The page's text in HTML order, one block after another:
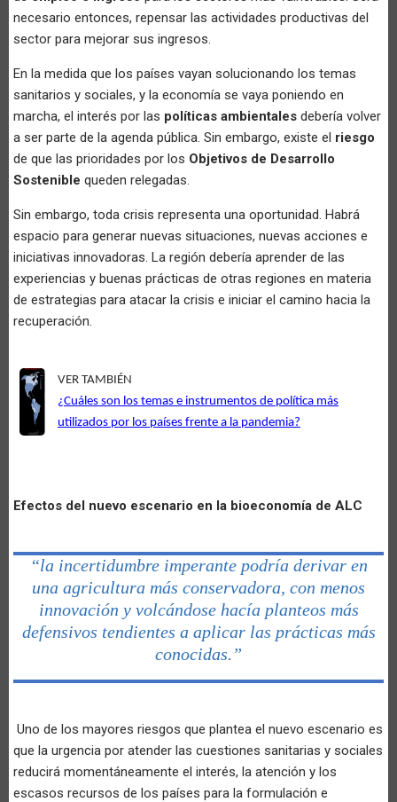
necesario entonces, repensar las actividades productivas del
sector para mejorar sus ingresos.
En la medida que los países vayan solucionando los temas
sanitarios y sociales, y la economía se vaya poniendo en
marcha, el interés por las políticas ambientales debería volver
a ser parte de la agenda pública. Sin embargo, existe el riesgo
de que las prioridades por los Objetivos de Desarrollo
Sostenible queden relegadas.
Sin embargo, toda crisis representa una oportunidad. Habrá
espacio para generar nuevas situaciones, nuevas acciones e
iniciativas innovadoras. La región debería aprender de las
experiencias y buenas prácticas de otras regiones en materia
de estrategias para atacar la crisis e iniciar el camino hacia la
recuperación.
VER TAMBIÉN
¿Cuáles son los temas e instrumentos de política más
utilizados por los países frente a la pandemia?
Efectos del nuevo escenario en la bioeconomía de ALC
“la incertidumbre imperante podría derivar en
una agricultura más conservadora, con menos
innovación y volcándose hacía planteos más
defensivos tendientes a aplicar las prácticas más
conocidas.”
Uno de los mayores riesgos que plantea el nuevo escenario es
que la urgencia por atender las cuestiones sanitarias y sociales
reducirá momentáneamente el interés, la atención y los
escasos recursos de los países para la formulación e